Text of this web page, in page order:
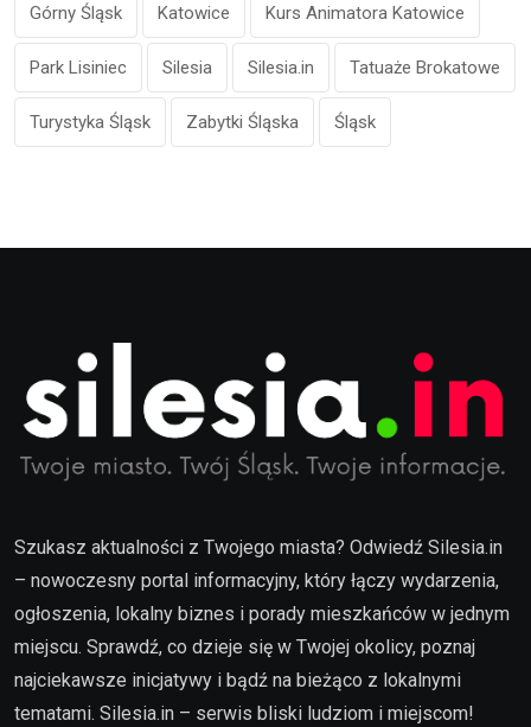
Górny Śląsk Katowice Kurs Animatora Katowice
Park Lisiniec Silesia Silesia.in Tatuaże Brokatowe
Turystyka Śląsk Zabytki Śląska Śląsk
Szukasz aktualności z Twojego miasta? Odwiedź Silesia.in
– nowoczesny portal informacyjny, który łączy wydarzenia,
ogłoszenia, lokalny biznes i porady mieszkańców w jednym
miejscu. Sprawdź, co dzieje się w Twojej okolicy, poznaj
najciekawsze inicjatywy i bądź na bieżąco z lokalnymi
tematami. Silesia.in – serwis bliski ludziom i miejscom!